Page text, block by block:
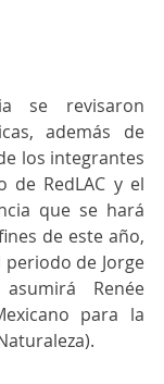
se revisaron
además de
los integrantes
de RedLAC y el
que se hará
de este año,
de Jorge
Renée
para la